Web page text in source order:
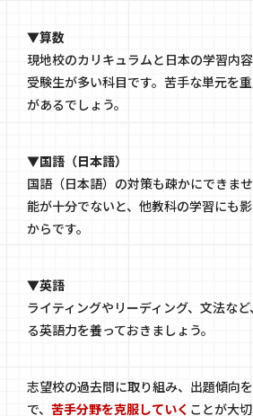
▼算数
現地校のカリキュラムと日本の学習内
受験生が多い科目です。苦手な単元を
があるでしょう。
▼国語（日本語）
国語（日本語）の対策も疎かにできま
能が十分でないと、他教科の学習にも
からです。
▼英語
ライティングやリーディング、文法な
る英語力を養っておきましょう。
志望校の過去問に取り組み、出題傾向
で、 苦手分野を克服していく ことが大切